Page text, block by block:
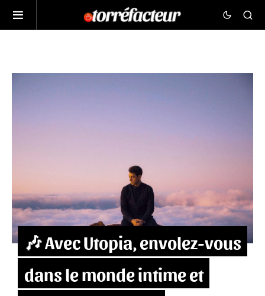
🎶 Avec Utopia, envolez-vous
dans le monde intime et